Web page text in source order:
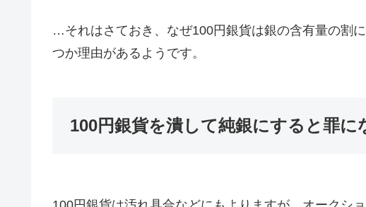
…それはさておき、なぜ100円銀貨は銀の含有量の割
つか理由があるようです。
100円銀貨を潰して純銀にすると罪に